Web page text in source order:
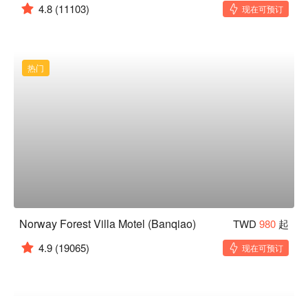
4.8 (11103) 现在可预订
热门
Norway Forest Villa Motel (Banqiao) TWD 980 起
4.9 (19065) 现在可预订